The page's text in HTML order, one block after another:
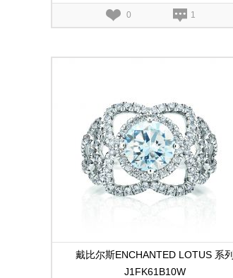
0 1
戴比尔斯ENCHANTED LOTUS 系列
J1FK61B10W